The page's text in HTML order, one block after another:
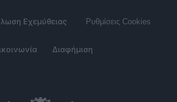
Εχεμύθειας Ρυθμίσεις Cookies
Διαφήμιση